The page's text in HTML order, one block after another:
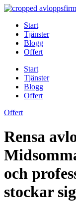
Skip
contentStart
Tjänster
Blogg
Offert
Start
Tjänster
Blogg
Offert
Offert
Rensa
och
stockar sig